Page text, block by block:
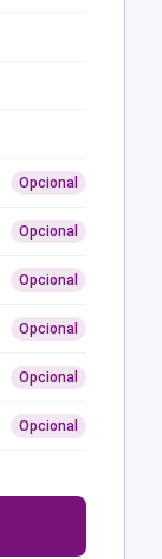
Opcional
Opcional
Opcional
Opcional
Opcional
Opcional